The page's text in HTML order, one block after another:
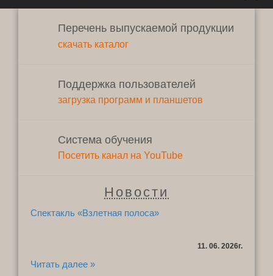
Высокое качество
исполнения
Перечень выпускаемой продукции
скачать каталог
Поддержка пользователей
загрузка программ и планшетов
Система обучения
Посетить канал на YouTube
Новости
Спектакль «Взлетная полоса»
11. 06. 2026г.
Читать далее »